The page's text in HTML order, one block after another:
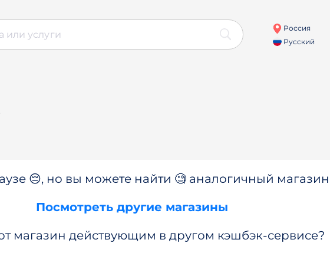
Россия
Русский
😔, но вы можете найти 🧐 аналогичный магазин
Посмотреть другие магазины
магазин действующим в другом кэшбэк-сервисе?